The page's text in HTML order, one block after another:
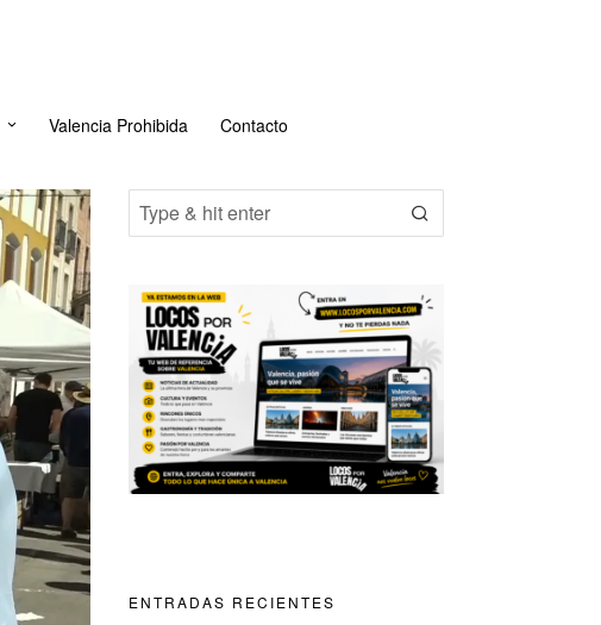
Valencia Prohibida Contacto
ENTRADAS RECIENTES